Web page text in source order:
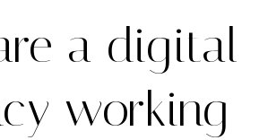
a digital
working